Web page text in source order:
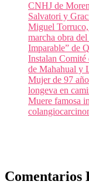
CNHJ de
Salvatori y
Miguel
marcha obra
Imparable” de
Instalan Comité
de Mahahual y
Mujer de 97
longeva en
Muere famosa
Comentarios